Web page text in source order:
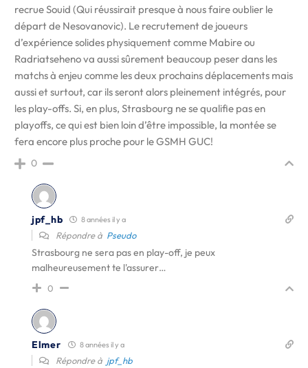
recrue Souid (Qui réussirait presque à nous faire oublier le
départ de Nesovanovic). Le recrutement de joueurs
d’expérience solides physiquement comme Mabire ou
Radriatseheno va aussi sûrement beaucoup peser dans les
matchs à enjeu comme les deux prochains déplacements mais
aussi et surtout, car ils seront alors pleinement intégrés, pour
les play-offs. Si, en plus, Strasbourg ne se qualifie pas en
playoffs, ce qui est bien loin d’être impossible, la montée se
fera encore plus proche pour le GSMH GUC!
0
jpf_hb 8 années il y a
Répondre à Pseudo
Strasbourg ne sera pas en play-off, je peux
malheureusement te l'assurer…
0
Elmer 8 années il y a
Répondre à jpf_hb